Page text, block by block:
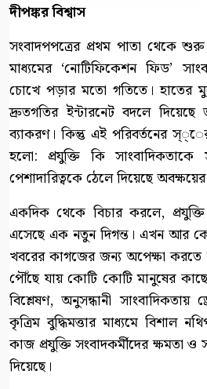
দীপঙ্কর বিশ্বাস
সংবাদপপত্রের প্রথম পাতা থেকে
মাধ্যমের ‘নোটিফিকেশন ফিড’
চোখে পড়ার মতো গতিতে। হাতের
দ্রুতগতির ইন্টারনেট বদলে
ব্যাকরণ। কিন্তু এই পরিবর্তনের
হলো: প্রযুক্তি কি
পেশাদারিত্বকে ঠেলে দিয়েছে
একদিক থেকে বিচার করলে,
এসেছে এক নতুন দিগন্ত। এখন আর
খবরের কাগজের জন্য অপেক্ষা করতে
পৌঁছে যায় কোটি কোটি মানুষের
বিশ্লেষণ, অনুসন্ধানী সাংবাদিকতায়
কৃত্রিম বুদ্ধিমত্তার মাধ্যমে বিশাল
কাজ প্রযুক্তি সংবাদকর্মীদের ক্ষমতা
দিয়েছে।